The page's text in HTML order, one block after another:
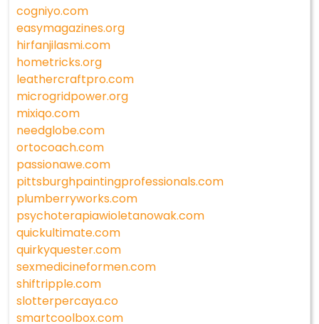
cogniyo.com
easymagazines.org
hirfanjilasmi.com
hometricks.org
leathercraftpro.com
microgridpower.org
mixiqo.com
needglobe.com
ortocoach.com
passionawe.com
pittsburghpaintingprofessionals.com
plumberryworks.com
psychoterapiawioletanowak.com
quickultimate.com
quirkyquester.com
sexmedicineformen.com
shiftripple.com
slotterpercaya.co
smartcoolbox.com